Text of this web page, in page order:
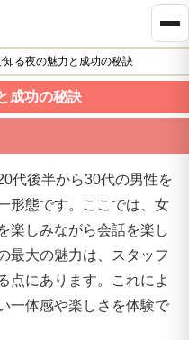
る夜の魅力と成功の秘訣
成功の秘訣
代後半から30代の男性を
形態です。ここでは、女
楽しみながら会話を楽し
最大の魅力は、スタッフ
点にあります。これによ
一体感や楽しさを体験で